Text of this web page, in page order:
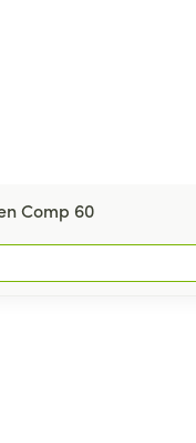
Comp 60